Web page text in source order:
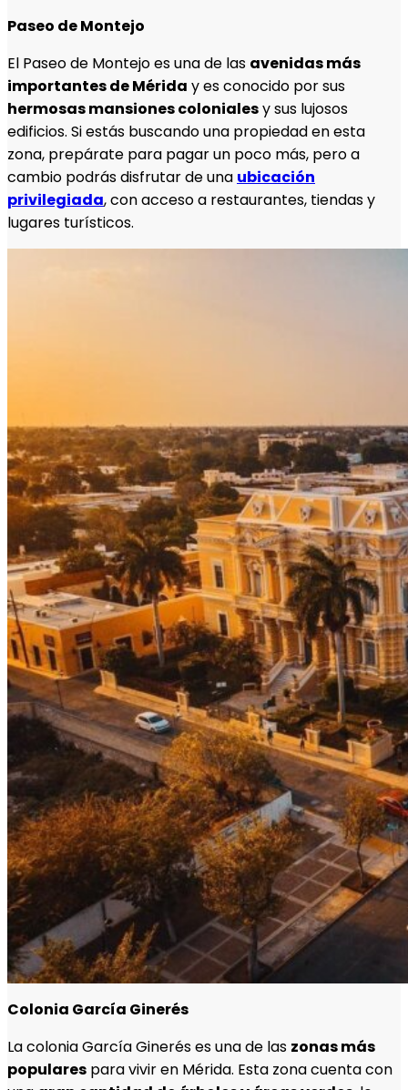
Paseo de Montejo
El Paseo de Montejo es una de las avenidas más
importantes de Mérida y es conocido por sus
hermosas mansiones colonialesy sus lujosos
edificios. Si estás buscando una propiedad en esta
zona, prepárate para pagar un poco más, pero a
cambio podrás disfrutar de una ubicación
privilegiada, con acceso a restaurantes, tiendas y
lugares turísticos.
Colonia García Ginerés
La colonia García Ginerés es una de las zonas más
populares para vivir en Mérida. Esta zona cuenta con